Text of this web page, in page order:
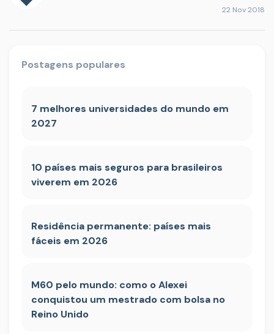
22 Nov 2018
Postagens populares
7 melhores universidades do mundo em
2027
10 países mais seguros para brasileiros
viverem em 2026
Residência permanente: países mais
fáceis em 2026
M60 pelo mundo: como o Alexei
conquistou um mestrado com bolsa no
Reino Unido